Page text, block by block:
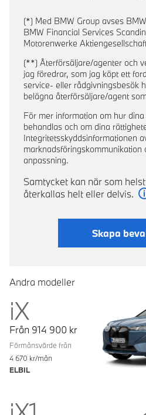
(*) Med BMW Group avses
BMW Financial Services
Motorenwerke
(**) Återförsäljare/agenter och
jag föredrar, som jag köpt ett
service- eller rådgivningsbesök
belägna återförsäljare/agent
För mer information om hur
behandlas och om dina
Integritetsskyddsinformationen
marknadsföringskommunikation
anpassning.
Samtycket kan när som
återkallas helt eller delvis.
Skapa
Andra modeller
iX
Från 914 900 kr
Förmånsvärde från
4 670 kr/mån
ELBIL